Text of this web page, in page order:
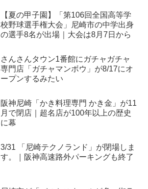
【夏の甲子園】「第106回全国高等学
校野球選手権大会」尼崎市の中学出身
の選手8名が出場｜大会は8月7日から
さんさんタウン1番館にガチャガチャ
専門店「ガチャマンボウ」が8/17にオ
ープンするみたい
阪神尼崎「かき料理専門 かき金」が11
月で閉店｜超名店が100年以上の歴史
に幕
3/31 「尼崎テクノランド」が閉場しま
す。｜阪神高速路外パーキングも終了